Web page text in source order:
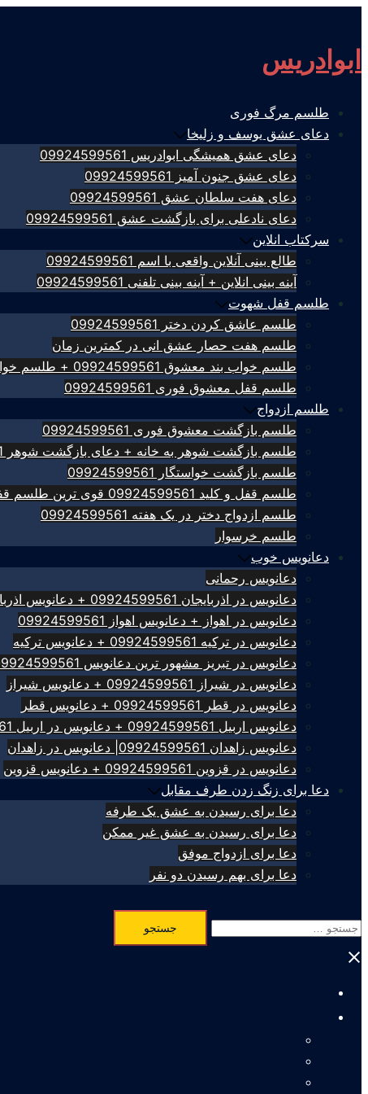
content
ابوادریس
طلسم مرگ فوری
دعای عشق یوسف و زلیخا
دعای عشق همیشگی ابوادریس 09924599561
دعای عشق جنون آمیز 09924599561
دعای هفت سلطان عشق 09924599561
دعای نادعلی برای بازگشت عشق 09924599561
سرکتاب انلاین
طالع بینی آنلاین واقعی با اسم 09924599561
آینه بینی انلاین + آینه بینی تلفنی 09924599561
طلسم قفل شهوت
طلسم عاشق کردن دختر 09924599561
طلسم هفت حصار عشق انی در کمترین زمان
طلسم خواب بند معشوق 09924599561 + طلسم خواب بند
طلسم قفل معشوق فوری 09924599561
طلسم ازدواج
طلسم بازگشت معشوق فوری 09924599561
طلسم بازگشت شوهر به خانه + دعای بازگشت شوهر 09924599561
طلسم بازگشت خواستگار 09924599561
طلسم قفل و کلید 09924599561 قوی ترین طلسم قفل کلید
طلسم ازدواج دختر در یک هفته 09924599561
طلسم خرسوار
دعانویس خوب
دعانویس رحمانی
دعانویس در اذربایجان 09924599561 + دعانویس اذربایجان
دعانویس در اهواز + دعانویس اهواز 09924599561
دعانویس در ترکیه 09924599561 + دعانویس ترکیه
دعانویس در تبریز مشهور ترین دعانویس 09924599561
دعانویس در شیراز 09924599561 + دعانویس شیراز
دعانویس در قطر 09924599561 + دعانویس قطر
دعانویس اربیل 09924599561 + دعانویس در اربیل 09924599561
دعانویس زاهدان 09924599561| دعانویس در زاهدان
دعانویس در قزوین 09924599561 + دعانویس قزوین
دعا برای زنگ زدن طرف مقابل
دعا برای رسیدن به عشق یک طرفه
دعا برای رسیدن به عشق غیر ممکن
دعا برای ازدواج موفق
دعا برای بهم رسیدن دو نفر
جستجو
برای:
Close